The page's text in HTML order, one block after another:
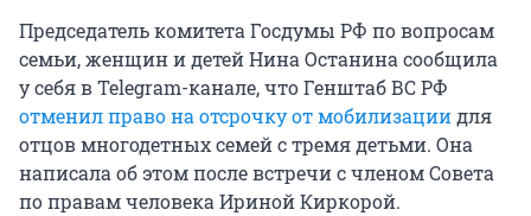
Председатель комитета Госдумы РФ по вопросам
семьи, женщин и детей Нина Останина сообщила
у себя в Telegram-канале, что Генштаб ВС РФ
отменил право на отсрочку от мобилизациидля
отцов многодетных семей с тремя детьми. Она
написала об этом после встречи с членом Совета
по правам человека Ириной Киркорой.